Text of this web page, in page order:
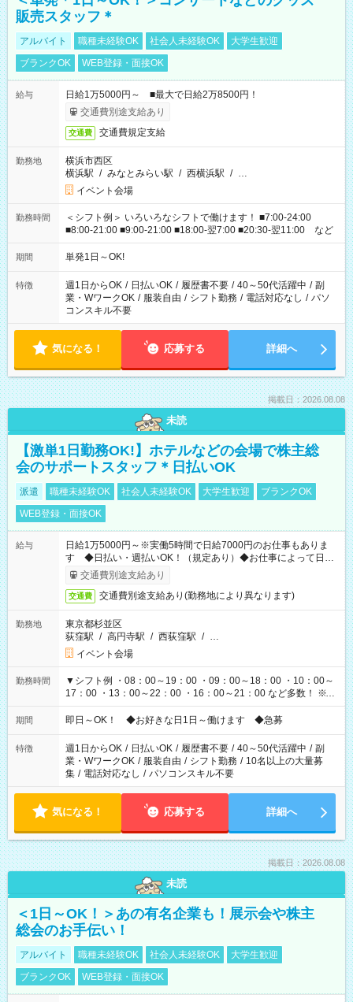
販売スタッフ＊
アルバイト 職種未経験OK 社会人未経験OK
大学生歓迎
ブランクOK
WEB登録・面接OK
給与
日給1万5000円～ ■最大で日給2万8500円！
交通費別途支給あり
交通費 交通費規定支給
勤務地
横浜市西区
横浜駅 / みなとみらい駅 / 西横浜駅 / …
イベント会場
勤務時間
＜シフト例＞ いろいろなシフトで働けます！ ■7:00-24:00
■8:00-21:00 ■9:00-21:00 ■18:00-翌7:00 ■20:30-翌11:00 など
期間 単発1日～OK!
特徴 週1日からOK / 日払いOK / 履歴書不要 / 40～50代活躍中 / 副
業・WワークOK / 服装自由 / シフト勤務 / 電話対応なし / パソ
コンスキル不要
気になる！ 応募する 詳細へ
掲載日：2026.08.08
未読
【激単1日勤務OK!】ホテルなどの会場で株主総
会のサポートスタッフ＊日払いOK
派遣 職種未経験OK 社会人未経験OK 大学生歓迎
ブランクOK
WEB登録・面接OK
給与
日給1万5000円～※実働5時間で日給7000円のお仕事もありま
す ◆日払い・週払いOK！（規定あり）◆お仕事によって日給
も異なります
交通費別途支給あり
交通費 交通費別途支給あり(勤務地により異なります)
勤務地
東京都杉並区
荻窪駅 / 高円寺駅 / 西荻窪駅 / …
イベント会場
勤務時間
▼シフト例 ・08：00～19：00 ・09：00～18：00 ・10：00～
17：00 ・13：00～22：00 ・16：00～21：00 など多数！ ※お
仕事により勤務時間が異なります
期間 即日～OK！ ◆お好きな日1日～働けます ◆急募
特徴 週1日からOK / 日払いOK / 履歴書不要 / 40～50代活躍中 / 副
業・WワークOK / 服装自由 / シフト勤務 / 10名以上の大量募
集 / 電話対応なし / パソコンスキル不要
気になる！ 応募する 詳細へ
掲載日：2026.08.08
未読
＜1日～OK！＞あの有名企業も！展示会や株主
総会のお手伝い！
アルバイト 職種未経験OK 社会人未経験OK
大学生歓迎
ブランクOK
WEB登録・面接OK